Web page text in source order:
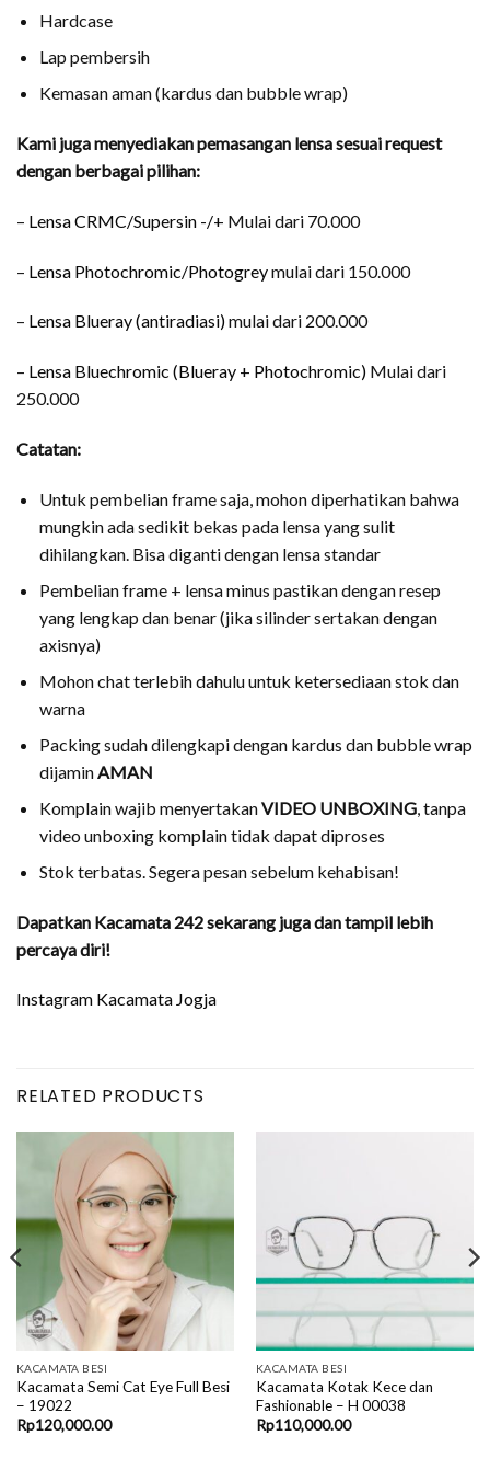
Hardcase
Lap pembersih
Kemasan aman (kardus dan bubble wrap)
Kami juga menyediakan pemasangan lensa sesuai request
dengan berbagai pilihan:
– Lensa CRMC/Supersin -/+ Mulai dari 70.000
– Lensa Photochromic/Photogreymulai dari 150.000
– Lensa Blueray (antiradiasi)mulai dari 200.000
– Lensa Bluechromic (Blueray + Photochromic) Mulai dari
250.000
Catatan:
Untuk pembelian frame saja, mohon diperhatikan bahwa
mungkin ada sedikit bekas pada lensa yang sulit
dihilangkan. Bisa diganti dengan lensa standar
Pembelian frame + lensa minus pastikan dengan resep
yang lengkap dan benar (jika silinder sertakan dengan
axisnya)
Mohon chat terlebih dahulu untuk ketersediaan stok dan
warna
Packing sudah dilengkapi dengan kardus dan bubble wrap
dijamin AMAN
Komplain wajib menyertakanVIDEO UNBOXING, tanpa
video unboxing komplain tidak dapat diproses
Stok terbatas. Segera pesan sebelum kehabisan!
Dapatkan Kacamata 242 sekarang juga dan tampil lebih
percaya diri!
Instagram Kacamata Jogja
RELATED PRODUCTS
KACAMATA BESI
Kacamata Semi Cat Eye Full Besi
– 19022
Rp120,000.00
KACAMATA BESI
Kacamata Kotak Kece dan
Fashionable – H 00038
Rp110,000.00